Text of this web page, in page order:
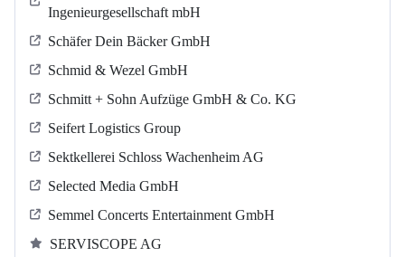
Ingenieurgesellschaft mbH
Schäfer Dein Bäcker GmbH
Schmid & Wezel GmbH
Schmitt + Sohn Aufzüge GmbH & Co. KG
Seifert Logistics Group
Sektkellerei Schloss Wachenheim AG
Selected Media GmbH
Semmel Concerts Entertainment GmbH
SERVISCOPE AG